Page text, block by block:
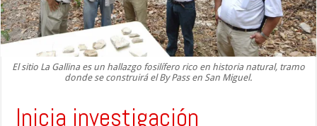
El sitio La Gallina es un hallazgo fosilífero rico en historia natural, tramo
donde se construirá el By Pass en San Miguel.
Inicia investigación